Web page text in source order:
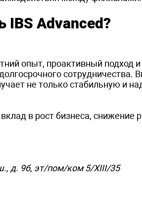
IBS Advanced?
опыт, проактивный подход
сотрудничества.
не только стабильную и
в рост бизнеса,
д. 9б, эт/пом/ком 5/XIII/35